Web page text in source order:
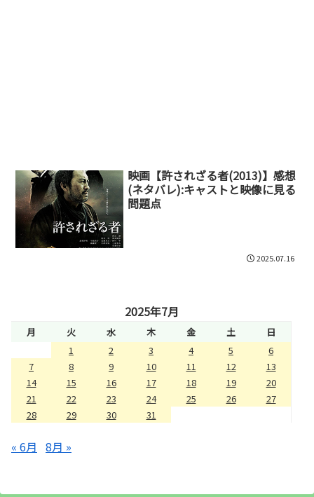
映画【許されざる者(2013)】感想
(ネタバレ):キャストと映像に見る
問題点
2025.07.16
2025年7月
月 火 水 木 金 土
日
1
2 3 4 5
6
7
8 9 10 11 12
13
14
15 16 17 18 19
20
21
22 23 24 25 26
27
28
29 30 31
« 6月 8月 »